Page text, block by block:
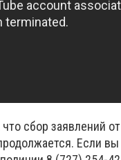
сбор заявлений
Если